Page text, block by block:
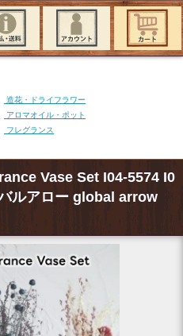
造花・ドライフラワー
アロマオイル・ポット
フレグランス
Vase Set I04-5574 I0
ルアロー global arrow